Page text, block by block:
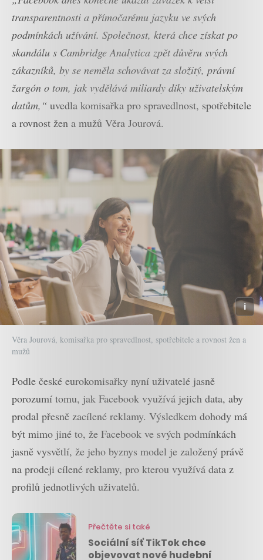
transparentnosti a přímočarému jazyku ve svých
podmínkách užívání. Společnost, která chce získat po
skandálu s Cambridge Analytica zpět důvěru svých
zákazníků, by se neměla schovávat za složitý, právní
žargón o tom, jak vydělává miliardy díky uživatelským
datům,“ uvedla komisařka pro spravedlnost, spotřebitele
a rovnost žen a mužů Věra Jourová.
Věra Jourová, komisařka pro spravedlnost, spotřebitele a rovnost žen a
mužů
Podle české eurokomisařky nyní uživatelé jasně
porozumí tomu, jak Facebook využívá jejich data, aby
prodal přesně zacílené reklamy. Výsledkem dohody má
být mimo jiné to, že Facebook ve svých podmínkách
jasně vysvětlí, že jeho byznys model je založený právě
na prodeji cílené reklamy, pro kterou využívá data z
profilů jednotlivých uživatelů.
Přečtěte si také
Sociální síť TikTok chce
objevovat nové hudební